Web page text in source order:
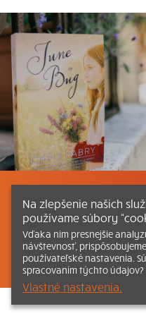
Listovať Obsah
Kontakt
© 2026 katechizmus.sk |
funguje aj vďaka
Na zlepšenie našich
používame súbory
Vďaka nim presnejšie
návštevnosť,
používateľské nastavenia.
spracovaním týchto údajov?
Vlastné nastavenia.